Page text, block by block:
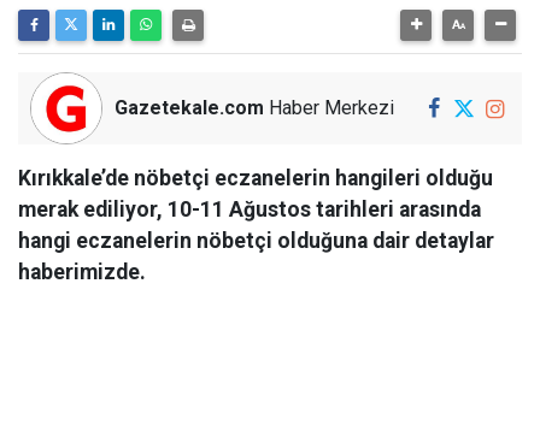
Gazetekale.com Haber Merkezi
Kırıkkale’de nöbetçi eczanelerin hangileri olduğu
merak ediliyor, 10-11 Ağustos tarihleri arasında
hangi eczanelerin nöbetçi olduğuna dair detaylar
haberimizde.